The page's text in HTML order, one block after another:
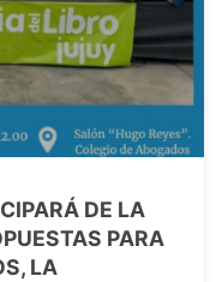
DE LA
PARA
LA